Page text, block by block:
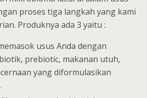
proses tiga langkah yang kami
Produknya ada 3 yaitu :
usus Anda dengan
prebiotic, makanan utuh,
yang diformulasikan